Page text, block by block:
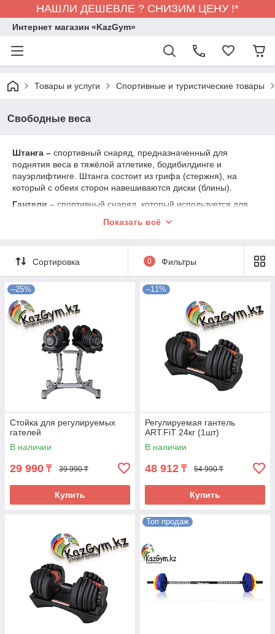
НАШЛИ ДЕШЕВЛЕ ? СНИЗИМ ЦЕНУ !*
Интернет магазин «KazGym»
Товары и услуги Спортивные и туристические товары
Свободные веса
Штанга – спортивный снаряд, предназначенный для
поднятия веса в тяжёлой атлетике, бодибилдинге и
пауэрлифтинге. Штанга состоит из грифа (стержня), на
который с обеих сторон навешиваются диски (блины).
Гантели – спортивный снаряд, который используется для
металлический шар с ручкой.
Показать всё
Сортировка 0 Фильтры
–25%
Стойка для регулируемых
гателей
В наличии
29 990 ₸ 39 990 ₸
Купить
–11%
Регулируемая гантель
ART.FiT 24кг (1шт)
В наличии
48 912 ₸ 54 990 ₸
Купить
Топ продаж